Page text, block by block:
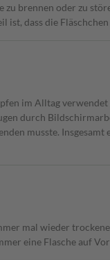
brennen oder zu
ist, dass die
im Alltag
durch
musste.
mal wieder
eine Flasche auf